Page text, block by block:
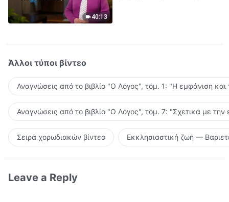
40:13
Άλλοι τύποι βίντεο
Αναγνώσεις από το βιβλίο "Ο Λόγος", τόμ. 1: "Η εμφάνιση
Αναγνώσεις από το βιβλίο "Ο Λόγος", τόμ. 7: "Σχετικά με την
Σειρά χορωδιακών βίντεο Εκκλησιαστική ζωή —
Leave a Reply